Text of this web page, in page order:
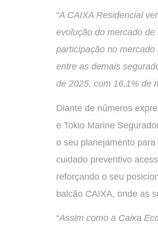
“A CAIXA Residencial
evolução do mercado
participação no
entre as demais
de 2025, com 16,1% de
Diante de números
e Tokio Marine
o seu planejamento
cuidado preventivo
reforçando o seu
balcão CAIXA, onde as
“Assim como a Caixa